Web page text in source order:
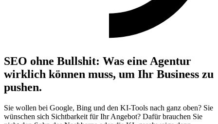
SEO ohne Bullshit: Was eine Agentur
wirklich können muss, um Ihr Business zu
pushen.
Sie wollen bei Google, Bing und den KI-Tools nach ganz oben? Sie
wünschen sich Sichtbarkeit für Ihr Angebot? Dafür brauchen Sie